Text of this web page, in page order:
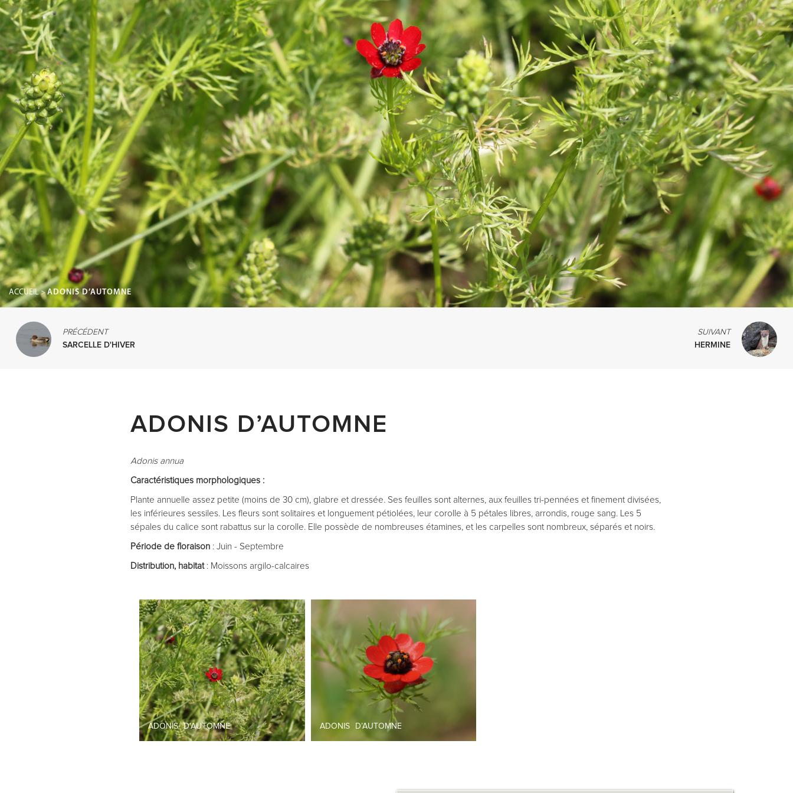
ACCUEIL>ADONIS D’AUTOMNE
PRÉCÉDENT
SARCELLE D'HIVER
SUIVANT
HERMINE
ADONIS D’AUTOMNE
Adonis annua
Caractéristiques morphologiques :
Plante annuelle assez petite (moins de 30 cm), glabre et dressée. Ses feuilles sont alternes, aux feuilles tri-pennées et finement divisées,
les inférieures sessiles. Les fleurs sont solitaires et longuement pétiolées, leur corolle à 5 pétales libres, arrondis, rouge sang. Les 5
sépales du calice sont rabattus sur la corolle. Elle possède de nombreuses étamines, et les carpelles sont nombreux, séparés et noirs.
Période de floraison : Juin - Septembre
Distribution, habitat : Moissons argilo-calcaires
ADONIS D’AUTOMNE ADONIS D’AUTOMNE